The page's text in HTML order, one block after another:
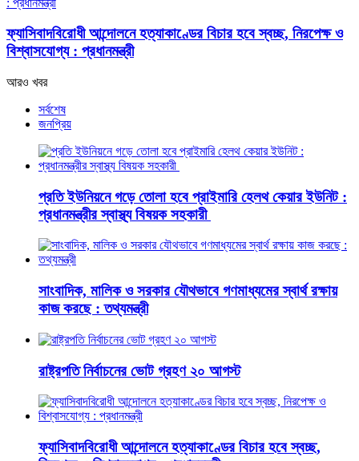
ফ্যাসিবাদবিরোধী আন্দোলনে হত্যাকাণ্ডের বিচার হবে স্বচ্ছ, নিরপেক্ষ ও
বিশ্বাসযোগ্য : প্রধানমন্ত্রী
আরও খবর
সর্বশেষ
জনপ্রিয়
প্রতি ইউনিয়নে গড়ে তোলা হবে প্রাইমারি হেলথ কেয়ার ইউনিট :
প্রধানমন্ত্রীর স্বাস্থ্য বিষয়ক সহকারী
সাংবাদিক, মালিক ও সরকার যৌথভাবে গণমাধ্যমের স্বার্থ রক্ষায়
কাজ করছে : তথ্যমন্ত্রী
রাষ্ট্রপতি নির্বাচনের ভোট গ্রহণ ২০ আগস্ট
ফ্যাসিবাদবিরোধী আন্দোলনে হত্যাকাণ্ডের বিচার হবে স্বচ্ছ,